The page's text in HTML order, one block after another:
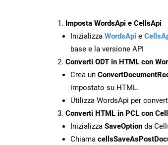
Imposta WordsApi e CellsApi
Inizializza WordsApi e
base e la versione API
Converti ODT in HTML con
Crea un
impostato su HTML.
Utilizza WordsApi per
Converti HTML in PCL con
Inizializza SaveOption da
Chiama